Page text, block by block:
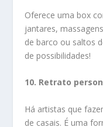
Oferece uma box
jantares,
de barco ou saltos
de possibilidades!
10. Retrato
Há artistas que
de casais. É uma